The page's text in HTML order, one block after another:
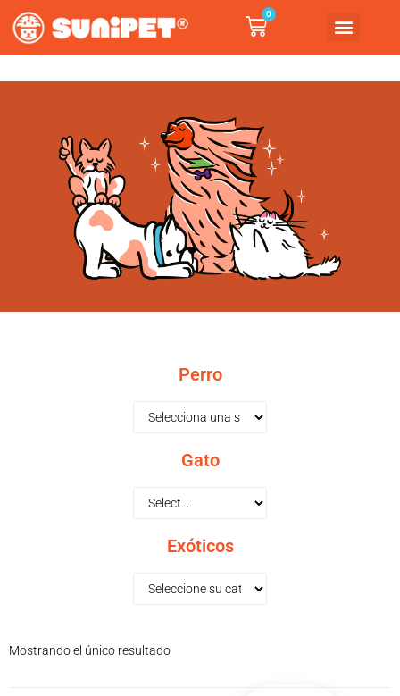
0
Perro
Gato
Exóticos
Mostrando el único resultado